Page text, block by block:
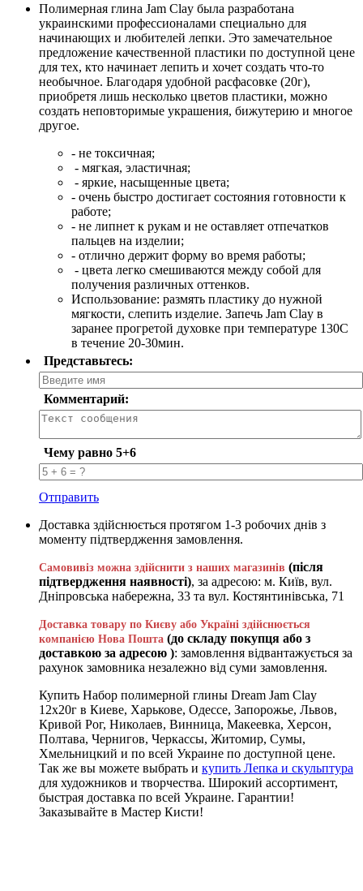
Полимерная глина Jam Clay была разработана
украинскими профессионалами специально для
начинающих и любителей лепки. Это замечательное
предложение качественной пластики по доступной цене
для тех, кто начинает лепить и хочет создать что-то
необычное. Благодаря удобной расфасовке (20г),
приобретя лишь несколько цветов пластики, можно
создать неповторимые украшения, бижутерию и многое
другое.
- не токсичная;
- мягкая, эластичная;
- яркие, насыщенные цвета;
- очень быстро достигает состояния готовности к
работе;
- не липнет к рукам и не оставляет отпечатков
пальцев на изделии;
- отлично держит форму во время работы;
- цвета легко смешиваются между собой для
получения различных оттенков.
Использование: размять пластику до нужной
мягкости, слепить изделие. Запечь Jam Clay в
заранее прогретой духовке при температуре 130С
в течение 20-30мин.
Представьтесь:
Комментарий:
Чему равно 5+6
Отправить
Доставка здійснюється протягом 1-3 робочих днів з
моменту підтвердження замовлення.
Самовивіз можна здійснити з наших магазинів (після
підтвердження наявності), за адресою: м. Київ, вул.
Дніпровська набережна, 33 та вул. Костянтинівська, 71
Доставка товару по Києву або Україні здійснюється
компанією Нова Пошта (до складу покупця або з
доставкою за адресою ): замовлення відвантажується за
рахунок замовника незалежно від суми замовлення.
Купить Набор полимерной глины Dream Jam Clay
12х20г в Киеве, Харькове, Одессе, Запорожье, Львов,
Кривой Рог, Николаев, Винница, Макеевка, Херсон,
Полтава, Чернигов, Черкассы, Житомир, Сумы,
Хмельницкий и по всей Украине по доступной цене.
Так же вы можете выбрать и купить Лепка и скульптура
для художников и творчества. Широкий ассортимент,
быстрая доставка по всей Украине. Гарантии!
Заказывайте в Мастер Кисти!